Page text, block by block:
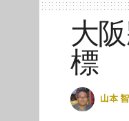
大
標
山本